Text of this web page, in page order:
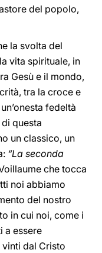
del popolo,
la svolta del
vita spirituale, in
Gesù e il mondo,
tra la croce e
fedeltà
questa
un classico, un
“La seconda
che tocca
noi abbiamo
del nostro
in cui noi, come i
a essere
dal Cristo